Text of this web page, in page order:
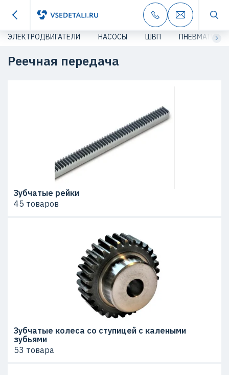
ЭЛЕКТРОДВИГАТЕЛИ НАСОСЫ ШВП ПНЕВМАТИКА
Реечная передача
Зубчатые рейки
45 товаров
Зубчатые колеса со ступицей с калеными
зубьями
53 товара